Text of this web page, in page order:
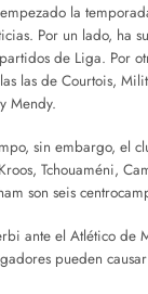
la
Por un lado, ha
de Liga. Por
las de Courtois,
Mendy.
sin embargo, el
Tchouaméni,
son seis
ante el Atlético de
pueden